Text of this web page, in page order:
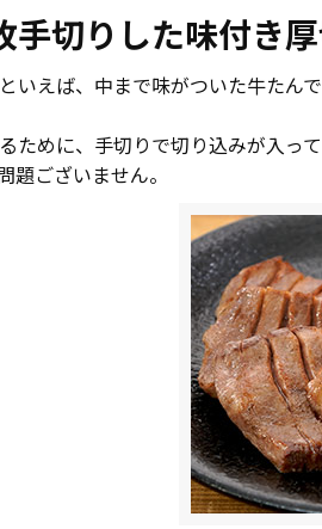
手切りした味付き
いえば、中まで味がついた牛たん
ために、手切りで切り込みが入っ
題ございません。